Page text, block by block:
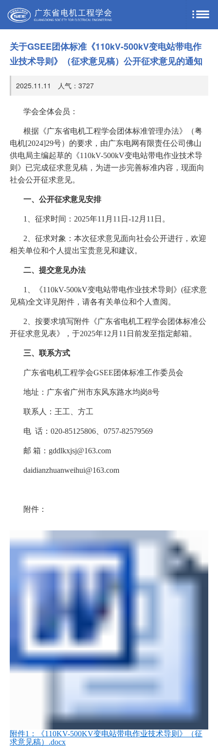
关于GSEE团体标准《110kV-500kV变电站带电作
业技术导则》（征求意见稿）公开征求意见的通知
2025.11.11 人气： 3727
学会全体会员：
根据《广东省电机工程学会团体标准管理办法》（粤
电机[2024]29号）的要求，由广东电网有限责任公司佛山
供电局主编起草的《110kV-500kV变电站带电作业技术导
则》已完成征求意见稿，为进一步完善标准内容，现面向
社会公开征求意见。
一、公开征求意见安排
1、征求时间：2025年11月11日-12月11日。
2、征求对象：本次征求意见面向社会公开进行，欢迎
相关单位和个人提出宝贵意见和建议。
二、提交意见办法
1、《110kV-500kV变电站带电作业技术导则》(征求意
见稿)全文详见附件，请各有关单位和个人查阅。
2、按要求填写附件《广东省电机工程学会团体标准公
开征求意见表》，于2025年12月11日前发至指定邮箱。
三、联系方式
广东省电机工程学会GSEE团体标准工作委员会
地址：广东省广州市东风东路水均岗8号
联系人：王工、方工
电 话：020-85125806、0757-82579569
邮 箱：gddlkxjsj@163.com
daidianzhuanweihui@163.com
附件：
附件1：《110KV-500KV变电站带电作业技术导则》（征
求意见稿）.docx